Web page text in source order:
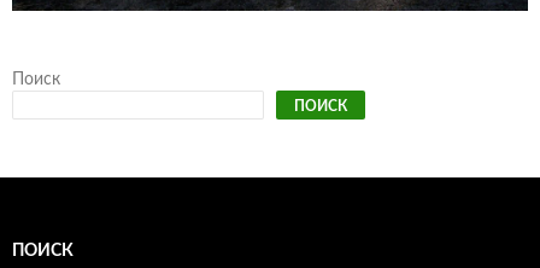
Поиск
ПОИСК
ПОИСК